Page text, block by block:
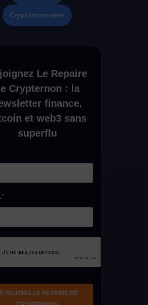
Cryptomonnaies